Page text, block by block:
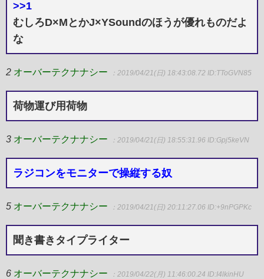
>>1
むしろD×MとかJ×YSoundのほうが優れものだよ
な
2 オーバーテクナナシー ：2019/04/21(日) 18:43:08.72 ID:TToGVN85
荷物運び用荷物
3 オーバーテクナナシー ：2019/04/21(日) 18:55:31.96 ID:Gpj5keVN
ラジコンをモニターで操縦する奴
5 オーバーテクナナシー ：2019/04/21(日) 20:11:27.06 ID:+9nPGPKc
聞き書きタイプライター
6 オーバーテクナナシー ：2019/04/22(月) 11:46:00.24 ID:I4lkinHU